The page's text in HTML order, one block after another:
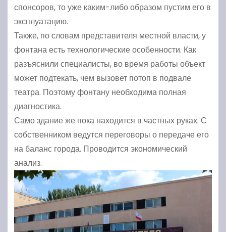
спонсоров, то уже каким-либо образом пустим его в
эксплуатацию.
Также, по словам представителя местной власти, у
фонтана есть технологические особенности. Как
разъяснили специалисты, во время работы объект
может подтекать, чем вызовет потоп в подвале
театра. Поэтому фонтану необходима полная
диагностика.
Само здание же пока находится в частных руках. С
собственником ведутся переговоры о передаче его
на баланс города. Проводится экономический
анализ.